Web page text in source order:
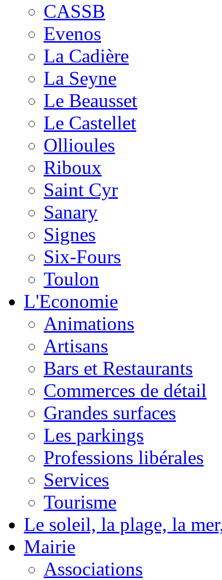
CASSB
Evenos
La Cadière
La Seyne
Le Beausset
Le Castellet
Ollioules
Riboux
Saint Cyr
Sanary
Signes
Six-Fours
Toulon
L'Economie
Animations
Artisans
Bars et Restaurants
Commerces de détail
Grandes surfaces
Les parkings
Professions libérales
Services
Tourisme
Le soleil, la plage, la
Mairie
Associations